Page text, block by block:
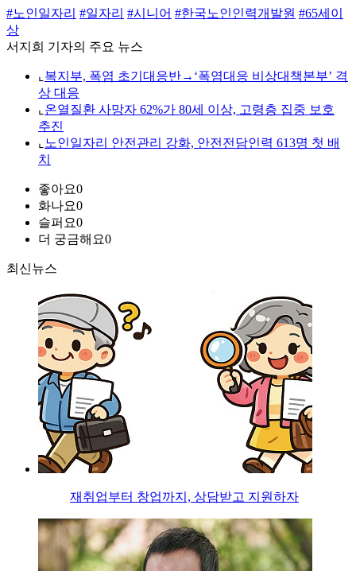
#노인일자리 #일자리 #시니어 #한국노인인력개발원 #65세이
상
서지희 기자의 주요 뉴스
⌞ 복지부, 폭염 초기대응반→‘폭염대응 비상대책본부’ 격
상 대응
⌞ 온열질환 사망자 62%가 80세 이상, 고령층 집중 보호
추진
⌞ 노인일자리 안전관리 강화, 안전전담인력 613명 첫 배
치
좋아요0
화나요0
슬퍼요0
더 궁금해요0
최신뉴스
재취업부터 창업까지, 상담받고 지원하자